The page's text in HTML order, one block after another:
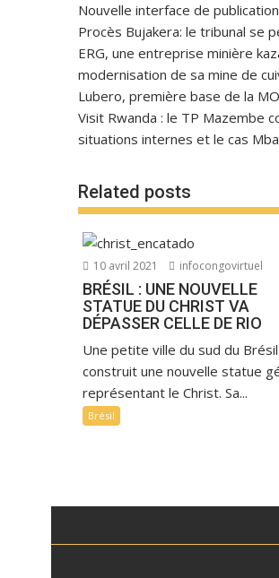
Nouvelle interface de publication
Procès Bujakera: le tribunal se
ERG, une entreprise minière
modernisation de sa mine de
Lubero, première base de la
Visit Rwanda : le TP Mazembe
situations internes et le cas
Related posts
10 avril 2021 infocongovirtuel
BRÉSIL : UNE NOUVELLE
STATUE DU CHRIST VA
DÉPASSER CELLE DE RIO
Une petite ville du sud du Brésil
construit une nouvelle statue
représentant le Christ. Sa...
Brésil